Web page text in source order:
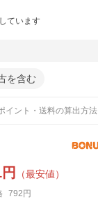
ています
を含む
イント・送料の算出方法
円 （最安値）
792 円